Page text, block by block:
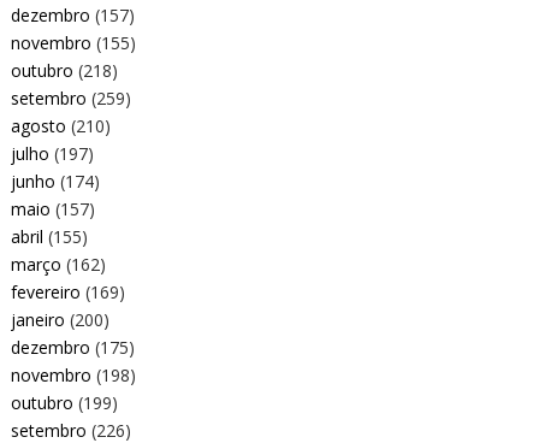
dezembro (157)
novembro (155)
outubro (218)
setembro (259)
agosto (210)
julho (197)
junho (174)
maio (157)
abril (155)
março (162)
fevereiro (169)
janeiro (200)
dezembro (175)
novembro (198)
outubro (199)
setembro (226)